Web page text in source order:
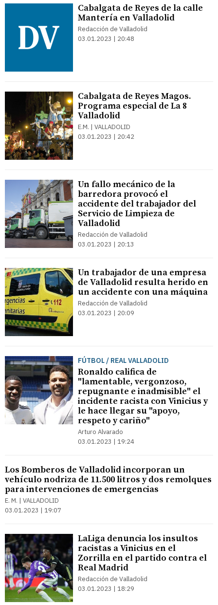
Cabalgata de Reyes de la calle
Mantería en Valladolid
Redacción de Valladolid
03.01.2023 | 20:48
Cabalgata de Reyes Magos.
Programa especial de La 8
Valladolid
E.M. | VALLADOLID
03.01.2023 | 20:42
Un fallo mecánico de la
barredora provocó el
accidente del trabajador del
Servicio de Limpieza de
Valladolid
Redacción de Valladolid
03.01.2023 | 20:13
Un trabajador de una empresa
de Valladolid resulta herido en
un accidente con una máquina
Redacción de Valladolid
03.01.2023 | 20:09
FÚTBOL / REAL VALLADOLID
Ronaldo califica de
"lamentable, vergonzoso,
repugnante e inadmisible" el
incidente racista con Vinicius y
le hace llegar su "apoyo,
respeto y cariño"
Arturo Alvarado
03.01.2023 | 19:24
Los Bomberos de Valladolid incorporan un
vehículo nodriza de 11.500 litros y dos remolques
para intervenciones de emergencias
E. M. | VALLADOLID
03.01.2023 | 19:07
LaLiga denuncia los insultos
racistas a Vinicius en el
Zorrilla en el partido contra el
Real Madrid
Redacción de Valladolid
03.01.2023 | 18:29